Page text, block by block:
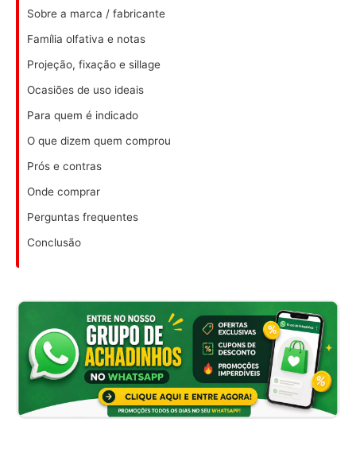
Sobre a marca / fabricante
Família olfativa e notas
Projeção, fixação e sillage
Ocasiões de uso ideais
Para quem é indicado
O que dizem quem comprou
Prós e contras
Onde comprar
Perguntas frequentes
Conclusão